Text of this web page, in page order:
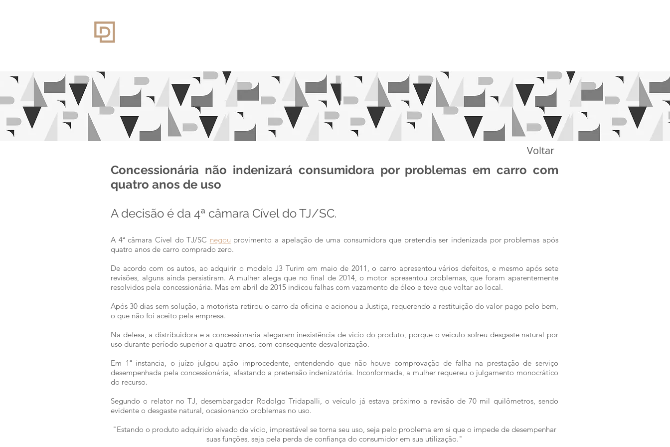
Concessionária não indenizará consumidora por problemas em carro com
quatro anos de uso
A decisão é da 4ª câmara Cível do TJ/SC.
A 4ª câmara Cível do TJ/SC negou provimento a apelação de uma consumidora que pretendia ser indenizada por problemas após
quatro anos de carro comprado zero.
De acordo com os autos, ao adquirir o modelo J3 Turim em maio de 2011, o carro apresentou vários defeitos, e mesmo após sete
revisões, alguns ainda persistiram. A mulher alega que no final de 2014, o motor apresentou problemas, que foram aparentemente
resolvidos pela concessionária. Mas em abril de 2015 indicou falhas com vazamento de óleo e teve que voltar ao local.
Após 30 dias sem solução, a motorista retirou o carro da oficina e acionou a Justiça, requerendo a restituição do valor pago pelo bem,
o que não foi aceito pela empresa.
Na defesa, a distribuidora e a concessionaria alegaram inexistência de vício do produto, porque o veículo sofreu desgaste natural por
uso durante período superior a quatro anos, com consequente desvalorização.
Em 1ª instancia, o juízo julgou ação improcedente, entendendo que não houve comprovação de falha na prestação de serviço
desempenhada pela concessionária, afastando a pretensão indenizatória. Inconformada, a mulher requereu o julgamento monocrático
do recurso.
Segundo o relator no TJ, desembargador Rodolgo Tridapalli, o veículo já estava próximo a revisão de 70 mil quilômetros, sendo
evidente o desgaste natural, ocasionando problemas no uso.
"Estando o produto adquirido eivado de vício, imprestável se torna seu uso, seja pelo problema em si que o impede de desempenhar
suas funções, seja pela perda de confiança do consumidor em sua utilização."
Voltar